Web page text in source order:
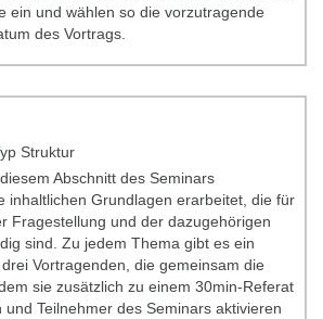
ein und wählen so die vorzutragende
des Vortrags.
Struktur
Abschnitt des Seminars
inhaltlichen Grundlagen erarbeitet, die für
Fragestellung und der dazugehörigen
sind. Zu jedem Thema gibt es ein
Vortragenden, die gemeinsam die
sie zusätzlich zu einem 30min-Referat
und Teilnehmer des Seminars aktivieren